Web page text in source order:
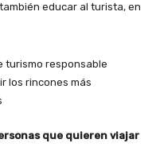
educar al turista, en
que quieren viajar